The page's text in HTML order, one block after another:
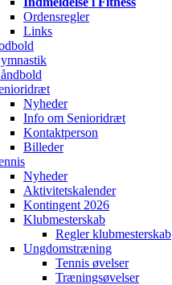
Ordensregler
Links
Nyheder
Info om Senioridræt
Kontaktperson
Billeder
Nyheder
Aktivitetskalender
Kontingent 2026
Klubmesterskab
Regler klubmesterskab
Ungdomstræning
Tennis øvelser
Træningsøvelser